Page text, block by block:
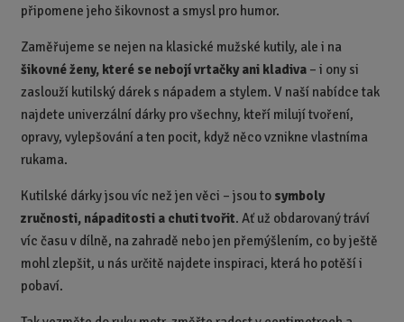
připomene jeho šikovnost a smysl pro humor.
Zaměřujeme se nejen na klasické mužské kutily, ale i na
šikovné ženy, které se nebojí vrtačky ani kladiva– i ony si
zaslouží kutilský dárek s nápadem a stylem. V naší nabídce tak
najdete univerzální dárky pro všechny, kteří milují tvoření,
opravy, vylepšování a ten pocit, když něco vznikne vlastníma
rukama.
Kutilské dárky jsou víc než jen věci – jsou to symboly
zručnosti, nápaditosti a chuti tvořit. Ať už obdarovaný tráví
víc času v dílně, na zahradě nebo jen přemýšlením, co by ještě
mohl zlepšit, u nás určitě najdete inspiraci, která ho potěší i
pobaví.